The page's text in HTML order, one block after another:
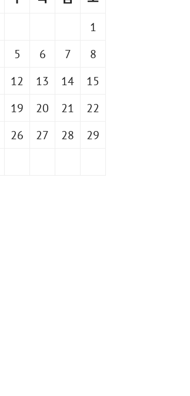
1
5 6 7
8
12 13 14
15
19 20 21
22
26 27 28
29